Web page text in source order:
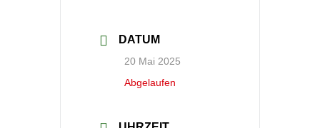
DATUM
20 Mai 2025
Abgelaufen